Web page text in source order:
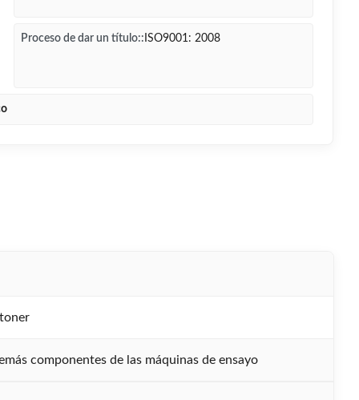
Proceso de dar un título:: ISO9001: 2008
componentes de las máquinas de ensayo